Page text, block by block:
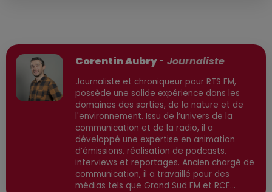
Corentin Aubry- Journaliste
Journaliste et chroniqueur pour RTS FM,
possède une solide expérience dans les
domaines des sorties, de la nature et de
l'environnement. Issu de l’univers de la
communication et de la radio, il a
développé une expertise en animation
d’émissions, réalisation de podcasts,
interviews et reportages. Ancien chargé de
communication, il a travaillé pour des
médias tels que Grand Sud FM et RCF